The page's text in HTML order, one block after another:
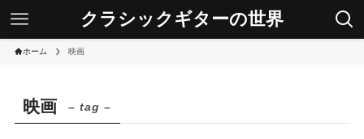
クラシックギターの世界
ホーム 映画
映画 – tag –